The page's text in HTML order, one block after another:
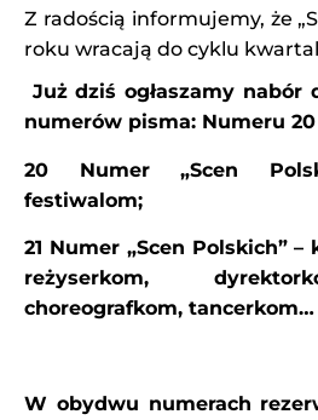
Z radością informujemy, że
roku wracają do cyklu
Już dziś ogłaszamy nabór
numerów pisma: Numeru 20
20 Numer „Scen
festiwalom;
21 Numer „Scen Polskich”
reżyserkom,
choreografkom, tancerkom…
W obydwu numerach